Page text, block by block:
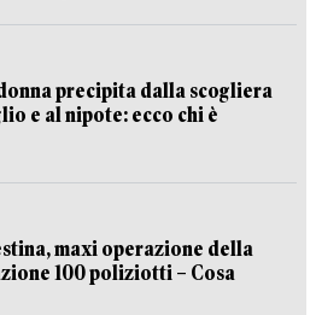
precipita dalla scogliera
e al nipote: ecco chi è
maxi operazione della
100 poliziotti – Cosa